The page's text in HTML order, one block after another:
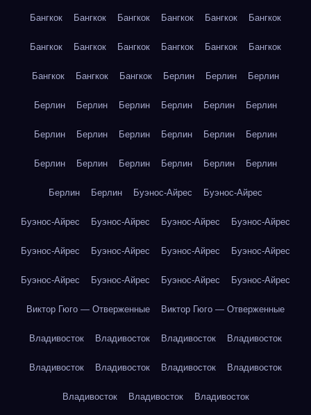
Бангкок Бангкок Бангкок Бангкок Бангкок Бангкок
Бангкок Бангкок Бангкок Бангкок Бангкок Бангкок
Бангкок Бангкок Бангкок Берлин Берлин Берлин
Берлин Берлин Берлин Берлин Берлин Берлин
Берлин Берлин Берлин Берлин Берлин Берлин
Берлин Берлин Берлин Берлин Берлин Берлин
Берлин Берлин Буэнос-Айрес Буэнос-Айрес
Буэнос-Айрес Буэнос-Айрес Буэнос-Айрес Буэнос-Айрес
Буэнос-Айрес Буэнос-Айрес Буэнос-Айрес Буэнос-Айрес
Буэнос-Айрес Буэнос-Айрес Буэнос-Айрес Буэнос-Айрес
Виктор Гюго — Отверженные Виктор Гюго — Отверженные
Владивосток Владивосток Владивосток Владивосток
Владивосток Владивосток Владивосток Владивосток
Владивосток Владивосток Владивосток